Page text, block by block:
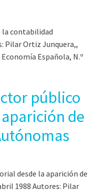
la contabilidad
Pilar Ortiz Junquera,,
Española, N.º
público
de
desde la aparición de
1988 Autores: Pilar